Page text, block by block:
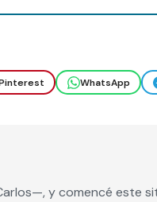
WhatsApp
y comencé este